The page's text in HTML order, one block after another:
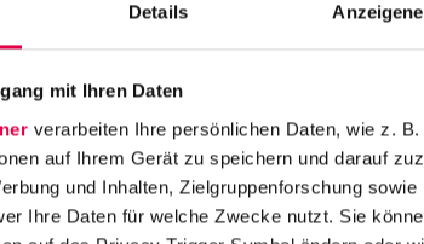
Details
mit Ihren Daten
verarbeiten Ihre persönlichen Daten, wie z.
auf Ihrem Gerät zu speichern und darauf
und Inhalten, Zielgruppenforschung
Ihre Daten für welche Zwecke nutzt. Sie